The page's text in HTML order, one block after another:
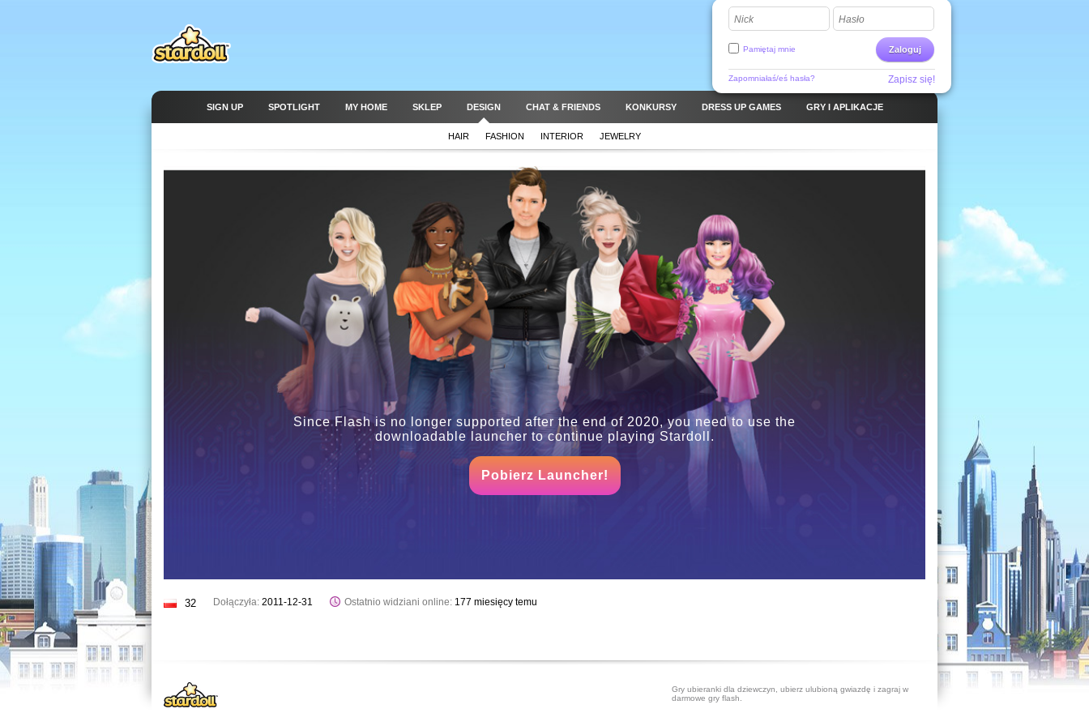
Nick Hasło
Zaloguj
Pamiętaj mnie
Zapomniałaś/eś hasła? Zapisz się!
SIGN UP SPOTLIGHT MY HOME SKLEP DESIGN CHAT & FRIENDS KONKURSY DRESS UP GAMES GRY I APLIKACJE
HAIR FASHION INTERIOR JEWELRY
Since Flash is no longer supported after the end of 2020, you need to use the
downloadable launcher to continue playing Stardoll.
Pobierz Launcher!
32 Dołączyła: 2011-12-31 Ostatnio widziani online: 177 miesięcy temu
Gry ubieranki dla dziewczyn, ubierz ulubioną gwiazdę i zagraj w
darmowe gry flash.